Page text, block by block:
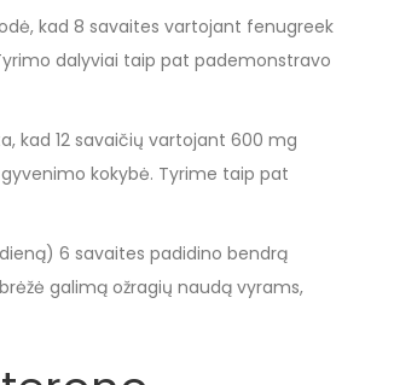
kad 8 savaites vartojant fenugreek
dalyviai taip pat pademonstravo
kad 12 savaičių vartojant 600 mg
kokybė. Tyrime taip pat
6 savaites padidino bendrą
galimą ožragių naudą vyrams,